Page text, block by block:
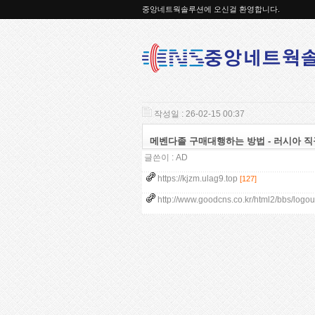
중앙네트웍솔루션에 오신걸 환영합니다.
작성일 : 26-02-15 00:37
메벤다졸 구매대행하는 방법 - 러시아
글쓴이 : AD
https://kjzm.ulag9.top [127]
http://www.goodcns.co.kr/html2/bbs/